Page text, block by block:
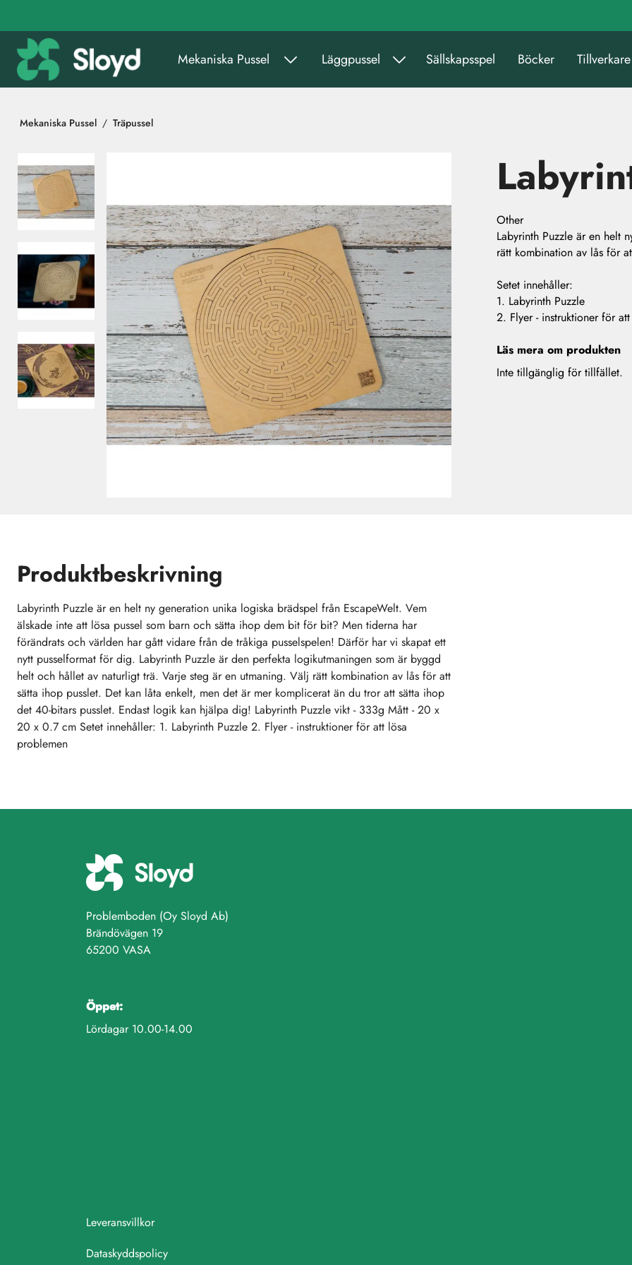
Mekaniska Pussel Läggpussel Sällskapsspel Böcker Tillverkare
Mekaniska Pussel Träpussel
Other
Labyrinth Puzzle är en helt
rätt kombination av lås för
Setet innehåller:
1. Labyrinth Puzzle
2. Flyer - instruktioner för
Läs mera om produkten
Inte tillgänglig för tillfället.
Produktbeskrivning
Labyrinth Puzzle är en helt ny generation unika logiska brädspel från EscapeWelt. Vem
älskade inte att lösa pussel som barn och sätta ihop dem bit för bit? Men tiderna har
förändrats och världen har gått vidare från de tråkiga pusselspelen! Därför har vi skapat ett
nytt pusselformat för dig. Labyrinth Puzzle är den perfekta logikutmaningen som är byggd
helt och hållet av naturligt trä. Varje steg är en utmaning. Välj rätt kombination av lås för att
sätta ihop pusslet. Det kan låta enkelt, men det är mer komplicerat än du tror att sätta ihop
det 40-bitars pusslet. Endast logik kan hjälpa dig! Labyrinth Puzzle vikt - 333g Mått - 20 x
20 x 0.7 cm Setet innehåller: 1. Labyrinth Puzzle 2. Flyer - instruktioner för att lösa
problemen
Problemboden (Oy Sloyd Ab)
Brändövägen 19
65200 VASA
Öppet:
Lördagar 10.00-14.00
Leveransvillkor
Dataskyddspolicy